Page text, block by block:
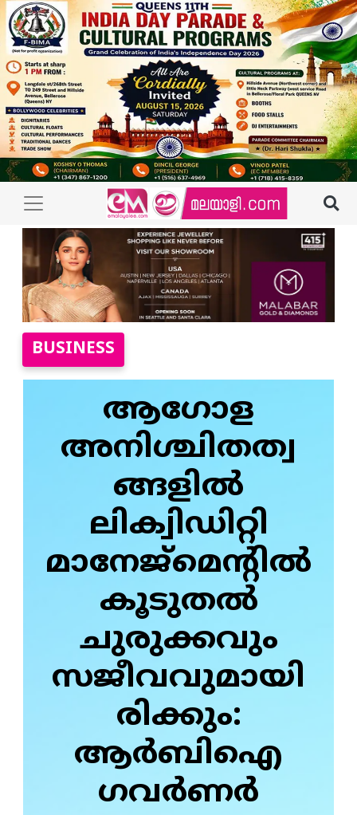
BUSINESS
ആഗോള
അനിശ്ചിതത്വ
ങ്ങളിൽ
ലിക്വിഡിറ്റി
മാനേജ്മെന്റിൽ
കൂടുതൽ
ചുരുക്കവും
സജീവവുമായി
രിക്കും:
ആർബിഐ
ഗവർണർ